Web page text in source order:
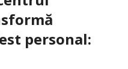
personal: